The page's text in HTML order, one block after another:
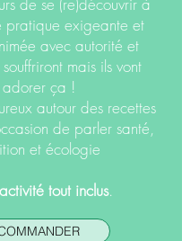
pratique exigeante et
avec autorité et
souffriront mais ils vont
adorer ça !
autour des recettes
de parler santé,
et écologie
tout inclus.